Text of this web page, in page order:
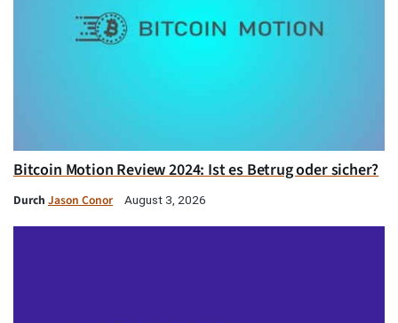
Bitcoin Motion Review 2024: Ist es Betrug oder sicher?
Durch Jason Conor August 3, 2026